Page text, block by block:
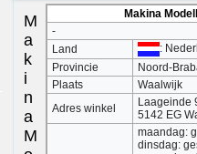
Makina
-
Land
:
Provincie
Noord-
Plaats
Waalwijk
Adres winkel
Laageinde
5142 EG
maandag:
dinsdag:
M
a
k
i
n
a
M